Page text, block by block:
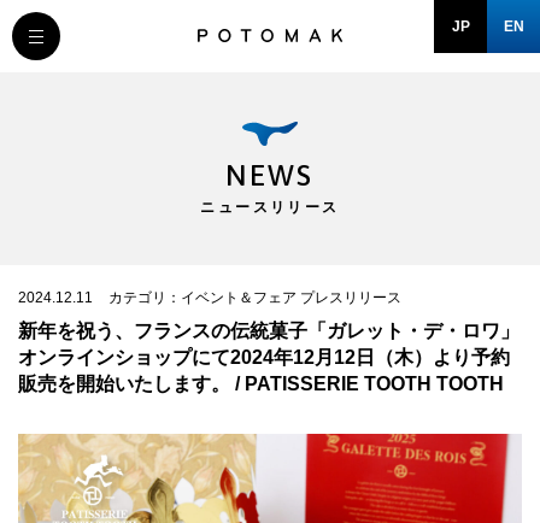
JP EN
COMPANY
DOMAIN
RECRUIT
NEWS
NEWS
ニュースリリース
2024.12.11 カテゴリ：イベント＆フェア プレスリリース
新年を祝う、フランスの伝統菓子「ガレット・デ・ロワ」
オンラインショップにて2024年12月12日（木）より予約
販売を開始いたします。 / PATISSERIE TOOTH TOOTH